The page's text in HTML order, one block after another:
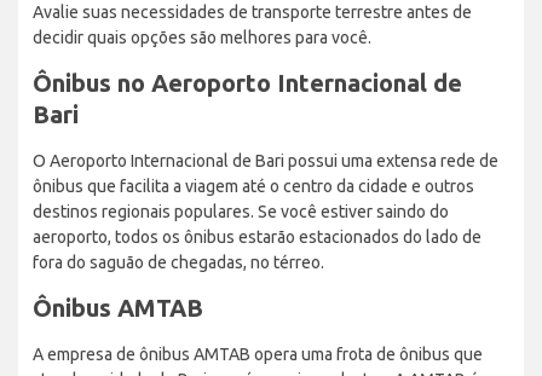
Avalie suas necessidades de transporte terrestre antes de
decidir quais opções são melhores para você.
Ônibus no Aeroporto Internacional de
Bari
O Aeroporto Internacional de Bari possui uma extensa rede de
ônibus que facilita a viagem até o centro da cidade e outros
destinos regionais populares. Se você estiver saindo do
aeroporto, todos os ônibus estarão estacionados do lado de
fora do saguão de chegadas, no térreo.
Ônibus AMTAB
A empresa de ônibus AMTAB opera uma frota de ônibus que